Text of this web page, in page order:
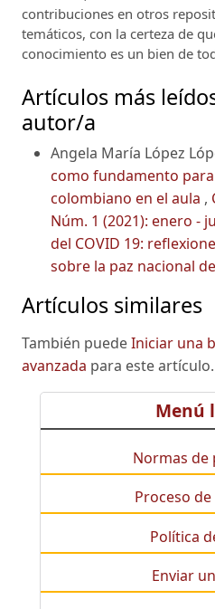
contribuciones en otros
temáticos, con la certeza de
conocimiento es un bien de
Artículos más
autor/a
Angela María López
como fundamento
colombiano en el aula ,
Núm. 1 (2021): enero -
del COVID 19:
sobre la paz nacional
Artículos similares
También puedeIniciar una
avanzada para este artículo.
Menú
Normas de
Proceso
Política
Enviar